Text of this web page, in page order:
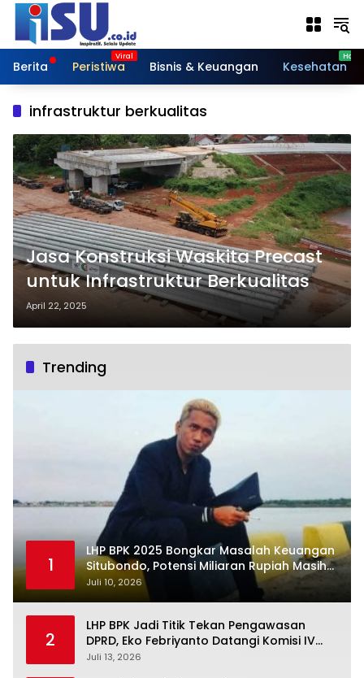
Langsung
konten
Berita
Peristiwa Bisnis & Keuangan Kesehatan
infrastruktur berkualitas
Jasa Konstruksi Waskita Precast
untuk Infrastruktur Berkualitas
April 22, 2025
Trending
1
LHP BPK 2025 Bongkar Masalah Keuangan
Situbondo, Potensi Miliaran Rupiah Masih
Belum Terkelola
Juli 10, 2026
2
LHP BPK Jadi Titik Tekan Pengawasan
DPRD, Eko Febriyanto Datangi Komisi IV
dan Ajak Dewan Kembali Berpijak pada
Juli 13, 2026